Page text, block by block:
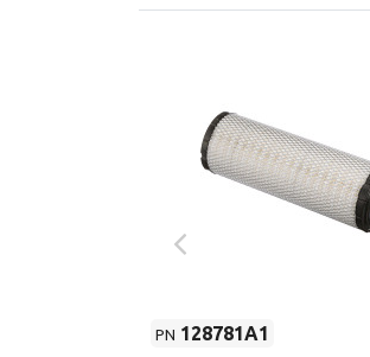
PN 128781A1